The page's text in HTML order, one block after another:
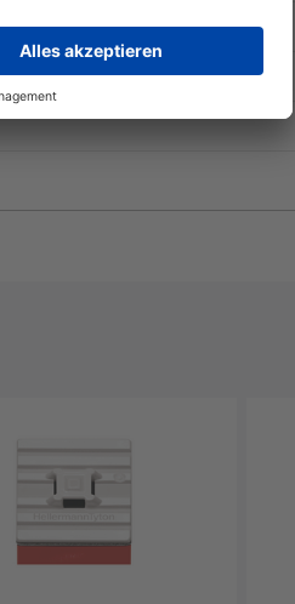
Acrylschaum